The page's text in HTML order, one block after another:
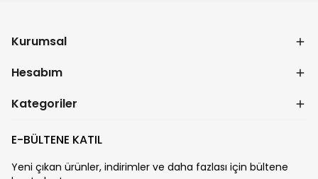
Kurumsal
Hesabım
Kategoriler
E-BÜLTENE KATIL
Yeni çıkan ürünler, indirimler ve daha fazlası için bültene